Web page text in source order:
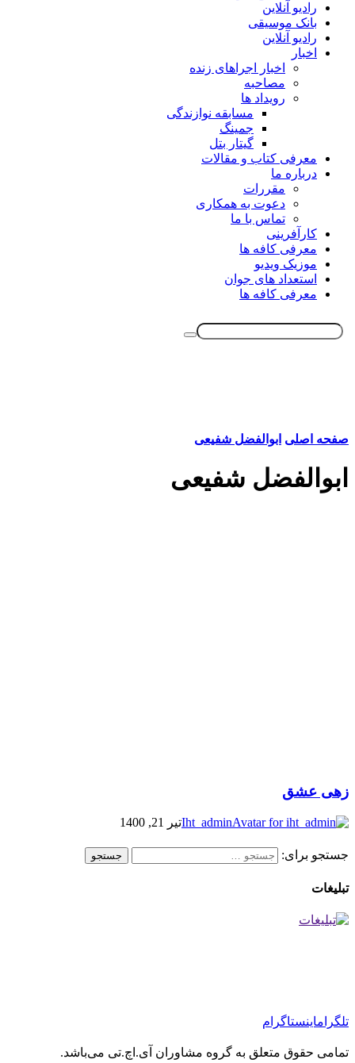
رادیو آنلاین
بانک موسیقی
رادیو آنلاین
اخبار
اخبار اجراهای زنده
مصاحبه
رویداد ها
مسابقه نوازندگی
جمینگ
گیتار بتل
معرفی کتاب و مقالات
درباره ما
مقررات
دعوت به همکاری
تماس با ما
کارآفرینی
معرفی کافه ها
موزیک ویدیو
استعداد های جوان
معرفی کافه ها
صفحه اصلی ابوالفضل شفیعی
ابوالفضل شفیعی
زهی عشق
Iht_adminتیر 21, 1400
جستجو برای:
تبلیغات
تلگراماینستاگرام
تمامی حقوق متعلق به گروه مشاوران آی.اچ.تی می‌باشد.